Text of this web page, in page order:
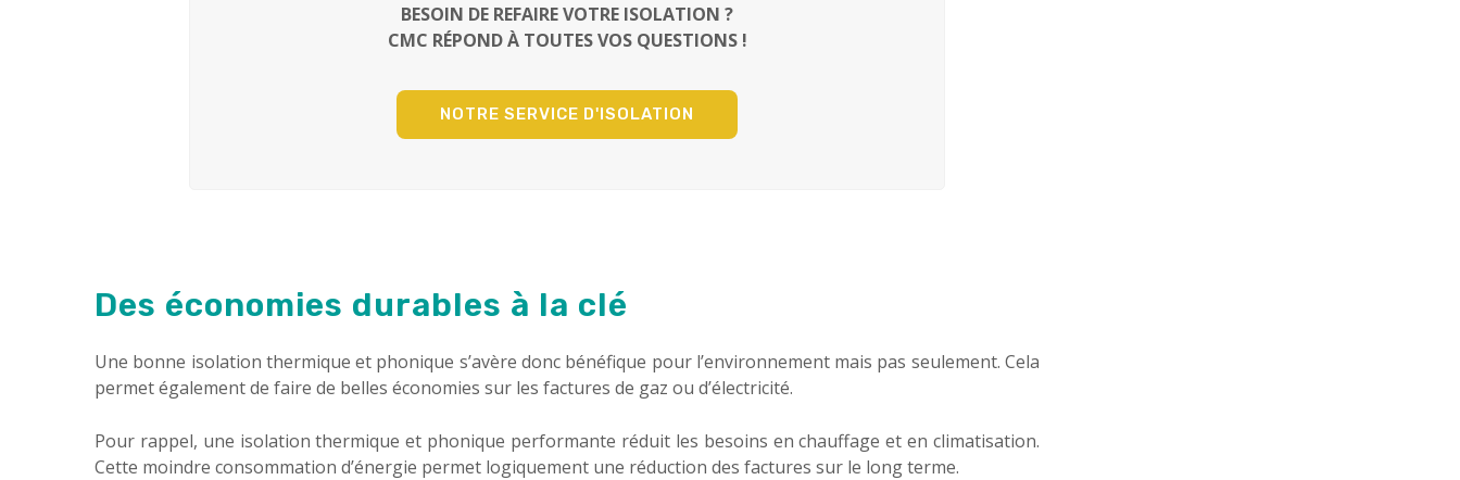
BESOIN DE REFAIRE VOTRE ISOLATION ?
CMC RÉPOND À TOUTES VOS QUESTIONS !
NOTRE SERVICE D'ISOLATION
Des économies durables à la clé
Une bonne isolation thermique et phonique s’avère donc bénéfique pour l’environnement mais pas seulement. Cela
permet également de faire de belles économies sur les factures de gaz ou d’électricité.
Pour rappel, une isolation thermique et phonique performante réduit les besoins en chauffage et en climatisation.
Cette moindre consommation d’énergie permet logiquement une réduction des factures sur le long terme.